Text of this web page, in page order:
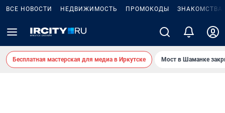
ВСЕ НОВОСТИ НЕДВИЖИМОСТЬ ПРОМОКОДЫ ЗНАКОМСТВА
Бесплатная мастерская для медиа в Иркутске Мост в Шаманке